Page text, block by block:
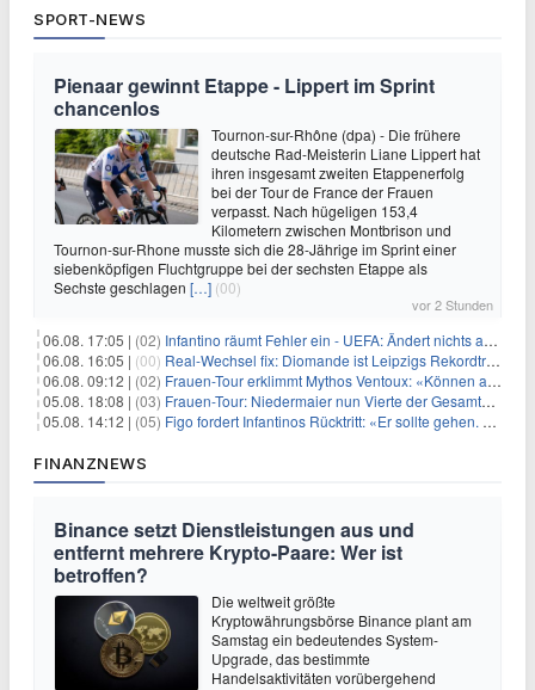
SPORT-NEWS
Pienaar gewinnt Etappe - Lippert im Sprint
chancenlos
Tournon-sur-Rhône (dpa) - Die frühere
deutsche Rad-Meisterin Liane Lippert hat
ihren insgesamt zweiten Etappenerfolg
bei der Tour de France der Frauen
verpasst. Nach hügeligen 153,4
Kilometern zwischen Montbrison und
Tournon-sur-Rhone musste sich die 28-Jährige im Sprint einer
siebenköpfigen Fluchtgruppe bei der sechsten Etappe als
Sechste geschlagen […] (00)
vor 2 Stunden
06.08. 17:05 | (02) Infantino räumt Fehler ein - UEFA: Ändert nichts an Boykott
06.08. 16:05 | (00) Real-Wechsel fix: Diomande ist Leipzigs Rekordtransfer
06.08. 09:12 | (02) Frauen-Tour erklimmt Mythos Ventoux: «Können alles schaffen»
05.08. 18:08 | (03) Frauen-Tour: Niedermaier nun Vierte der Gesamtwertung
05.08. 14:12 | (05) Figo fordert Infantinos Rücktritt: «Er sollte gehen. Jetzt»
FINANZNEWS
Binance setzt Dienstleistungen aus und
entfernt mehrere Krypto-Paare: Wer ist
betroffen?
Die weltweit größte
Kryptowährungsbörse Binance plant am
Samstag ein bedeutendes System-
Upgrade, das bestimmte
Handelsaktivitäten vorübergehend